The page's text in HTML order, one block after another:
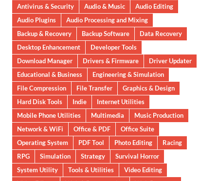
Antivirus & Security
Audio & Music
Audio Editing
Audio Plugins
Audio Processing and Mixing
Backup & Recovery
Backup Software
Data Recovery
Desktop Enhancement
Developer Tools
Download Manager
Drivers & Firmware
Driver Updater
Educational & Business
Engineering & Simulation
File Compression
File Transfer
Graphics & Design
Hard Disk Tools
Indie
Internet Utilities
Mobile Phone Utilities
Multimedia
Music Production
Network & WiFi
Office & PDF
Office Suite
Operating System
PDF Tool Photo Editing
Racing
RPG
Simulation Strategy
Survival Horror
System Utility
Tools & Utilities
Video Editing